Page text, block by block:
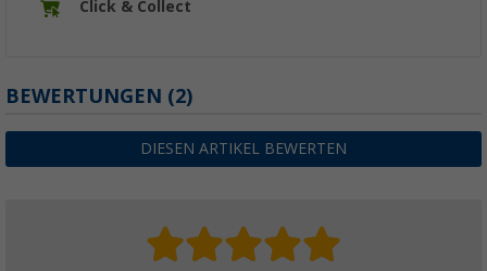
Click & Collect
BEWERTUNGEN (2)
DIESEN ARTIKEL BEWERTEN